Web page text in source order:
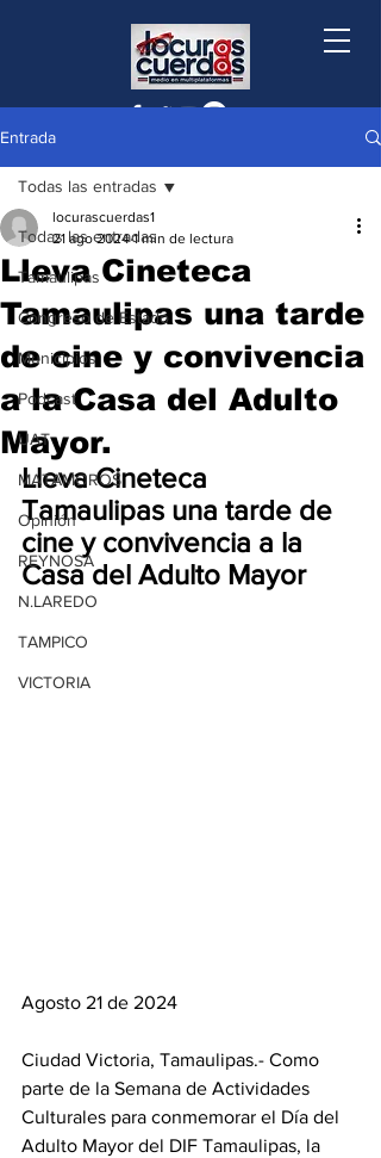
Entrada
Todas las entradas
Tamaulipas
Congreso de Estado
Municipios
Podcast
UAT
MATAMOROS
Opinión
REYNOSA
N.LAREDO
TAMPICO
VICTORIA
Todas las entradas
Lleva Cineteca
Tamaulipas una tarde
de cine y convivencia
a la Casa del Adulto
Mayor.
locurascuerdas1
21 ago 2024 1 min de lectura
Lleva Cineteca
Tamaulipas una tarde de
cine y convivencia a la
Casa del Adulto Mayor
Agosto 21 de 2024
Ciudad Victoria, Tamaulipas.- Como
parte de la Semana de Actividades
Culturales para conmemorar el Día del
Adulto Mayor del DIF Tamaulipas, la